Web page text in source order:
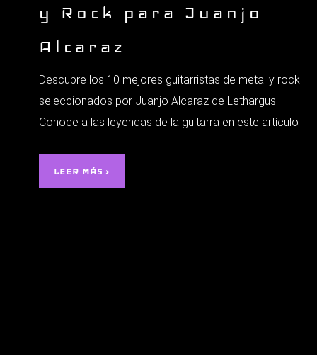
y Rock para Juanjo
Alcaraz
Descubre los 10 mejores guitarristas de metal y rock
seleccionados por Juanjo Alcaraz de Lethargus.
Conoce a las leyendas de la guitarra en este artículo
LEER MÁS ›